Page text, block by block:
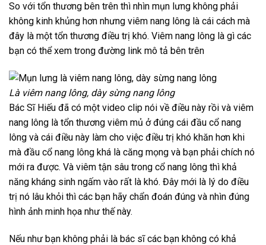
So với tổn thương bên trên thì nhìn mụn lưng không phải
không kinh khủng hơn nhưng viêm nang lông là cái cách mà
đây là một tổn thương điều trị khó. Viêm nang lông là gì các
bạn có thể xem trong đường link mô tả bên trên
Là viêm nang lông, dày sừng nang lông
Bác Sĩ Hiếu đã có một video clip nói về điều này rồi và viêm
nang lông là tổn thương viêm mủ ở đúng cái đầu cổ nang
lông và cái điều này làm cho việc điều trị khó khăn hơn khi
mà đầu cổ nang lông khá là căng mọng và bạn phải chích nó
mới ra được. Và viêm tận sâu trong cổ nang lông thì khả
năng kháng sinh ngấm vào rất là khó. Đây mới là lý do điều
trị nó lâu khỏi thì các bạn hãy chẩn đoán đúng và nhìn đúng
hình ảnh minh họa như thế này.
Nếu như bạn không phải là bác sĩ các bạn không có khả